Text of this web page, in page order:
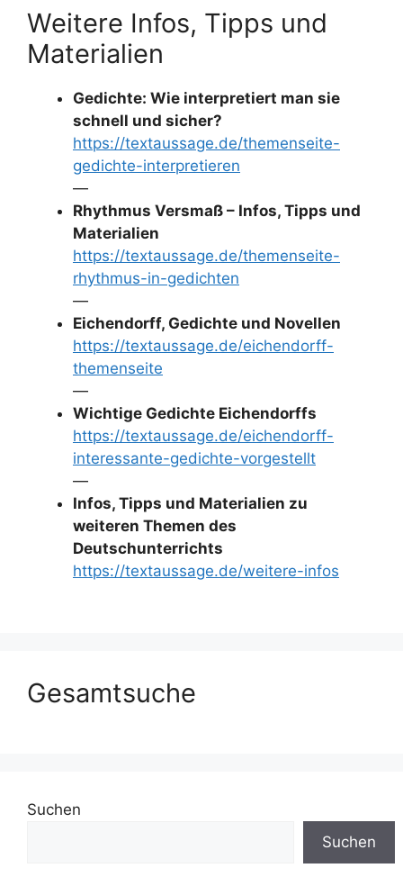
Weitere Infos, Tipps und
Materialien
Gedichte: Wie interpretiert man sie
schnell und sicher?
https://textaussage.de/themenseite-
gedichte-interpretieren
—
Rhythmus Versmaß – Infos, Tipps und
Materialien
https://textaussage.de/themenseite-
rhythmus-in-gedichten
—
Eichendorff, Gedichte und Novellen
https://textaussage.de/eichendorff-
themenseite
—
Wichtige Gedichte Eichendorffs
https://textaussage.de/eichendorff-
interessante-gedichte-vorgestellt
—
Infos, Tipps und Materialien zu
weiteren Themen des
Deutschunterrichts
https://textaussage.de/weitere-infos
Gesamtsuche
Suchen
Suchen